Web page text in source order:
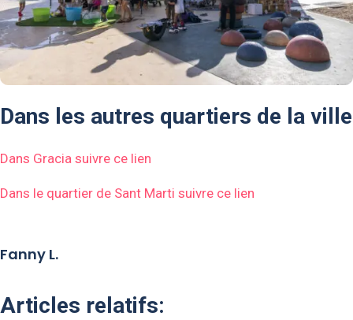
Dans les autres quartiers de la ville
Dans Gracia suivre ce lien
Dans le quartier de Sant Marti suivre ce lien
Fanny L.
Articles relatifs: